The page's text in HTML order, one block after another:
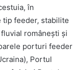
în
tip feeder, stabilite
românești și
porturi feeder
Portul